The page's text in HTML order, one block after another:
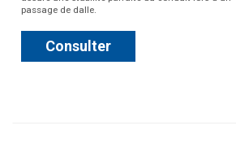
passage de dalle.
Consulter